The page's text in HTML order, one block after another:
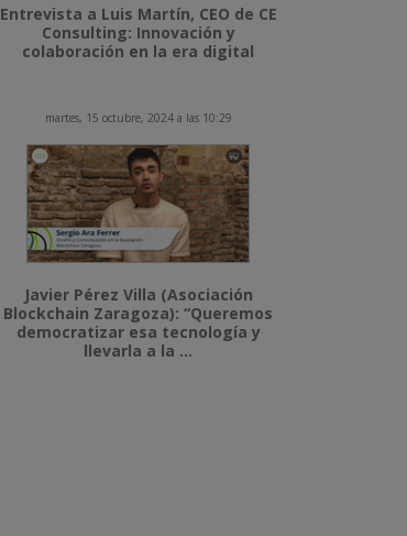
Entrevista a Luis Martín, CEO de CE
Consulting: Innovación y
colaboración en la era digital
martes, 15 octubre, 2024 a las 10:29
Javier Pérez Villa (Asociación
Blockchain Zaragoza): “Queremos
democratizar esa tecnología y
llevarla a la ...